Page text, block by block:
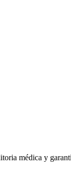
médica y